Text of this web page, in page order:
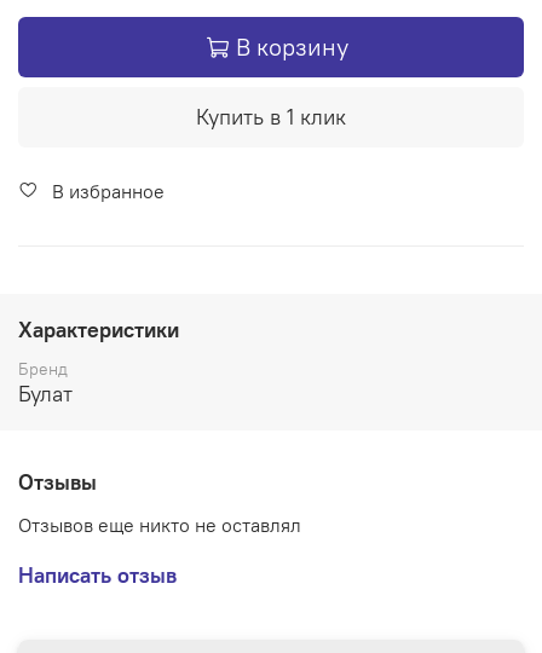
В корзину
Купить в 1 клик
В избранное
Характеристики
Бренд
Булат
Отзывы
Отзывов еще никто не оставлял
Написать отзыв